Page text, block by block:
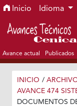
Ir al menú de
Ir al contenido
Ir al pie de página
Inicio Idioma
Avance actual Publicados
INICIO /
AVANCE 474
DOCUMENTOS